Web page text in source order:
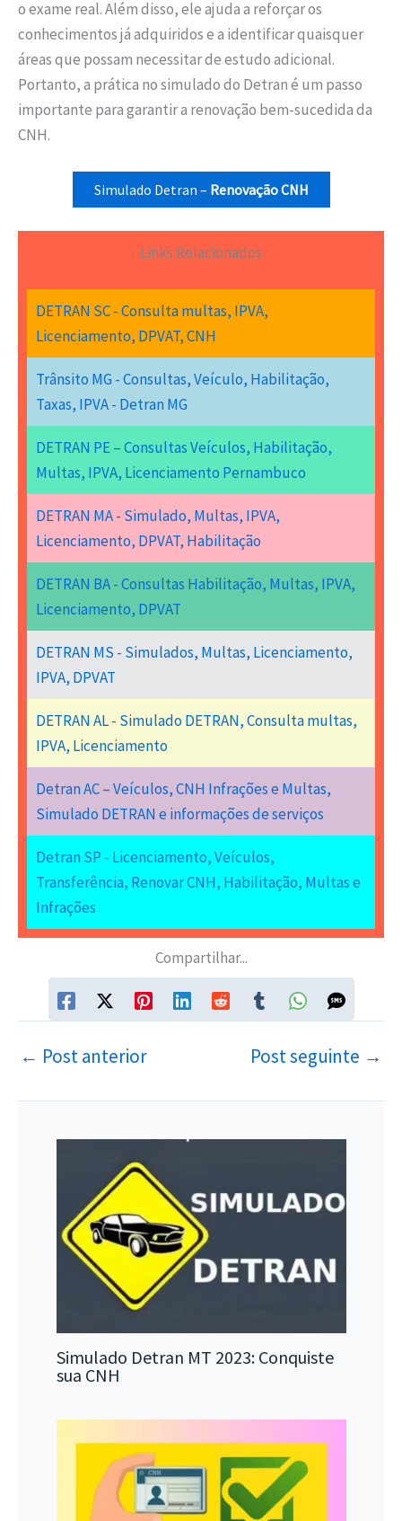
o exame real. Além disso, ele ajuda a reforçar os
conhecimentos já adquiridos e a identificar quaisquer
áreas que possam necessitar de estudo adicional.
Portanto, a prática no simulado do Detran é um passo
importante para garantir a renovação bem-sucedida da
CNH.
Simulado Detran – Renovação CNH
Links Relacionados
DETRAN SC - Consulta multas, IPVA,
Licenciamento, DPVAT, CNH
Trânsito MG - Consultas, Veículo, Habilitação,
Taxas, IPVA - Detran MG
DETRAN PE – Consultas Veículos, Habilitação,
Multas, IPVA, Licenciamento Pernambuco
DETRAN MA - Simulado, Multas, IPVA,
Licenciamento, DPVAT, Habilitação
DETRAN BA - Consultas Habilitação, Multas, IPVA,
Licenciamento, DPVAT
DETRAN MS - Simulados, Multas, Licenciamento,
IPVA, DPVAT
DETRAN AL - Simulado DETRAN, Consulta multas,
IPVA, Licenciamento
Detran AC – Veículos, CNH Infrações e Multas,
Simulado DETRAN e informações de serviços
Detran SP - Licenciamento, Veículos,
Transferência, Renovar CNH, Habilitação, Multas e
Infrações
Compartilhar...
← Post anterior Post seguinte →
Simulado Detran MT 2023: Conquiste
sua CNH